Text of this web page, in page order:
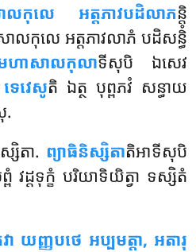
លកុលេ អត្តភាវបដិលាភន្តិ
ាលកុលេ អត្តភាវលាភំ បដិសន្ធិំ
ហាសាលកុលាទីសុបិ ឯសេវ
េវេសូតិ ឯត្ថ បុព្ពភវំ សន្ធាយ
.
សិតា. ព្យាធិនិស្សិតាតិអាទីសុបិ
ដ្ដទុក្ខំ បរិយាទិយិត្វា ទស្សិតំ
យញ្ញបថេ អប្បមត្តា, អតារុ